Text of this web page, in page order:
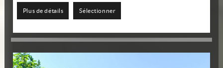
lumineuse d'environ 50...
Plus de détails Sélectionner